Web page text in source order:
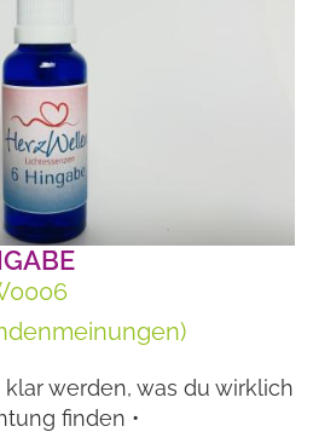
werden, was du wirklich
finden •